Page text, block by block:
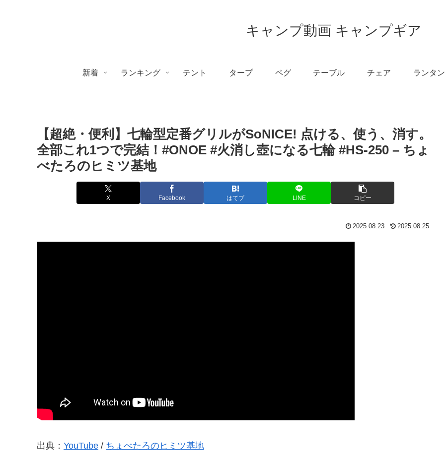
キャンプ動画 キャンプギア
新着 ランキング テント タープ ペグ テーブル チェア ランタン
【超絶・便利】七輪型定番グリルがSoNICE! 点ける、使う、消す。
全部これ1つで完結！#ONOE #火消し壺になる七輪 #HS-250 – ちょ
べたろのヒミツ基地
X Facebook はてブ LINE コピー
2025.08.23 2025.08.25
出典： YouTube / ちょべたろのヒミツ基地